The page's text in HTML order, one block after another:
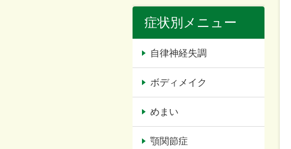
症状別メニュー
自律神経失調
ボディメイク
めまい
顎関節症